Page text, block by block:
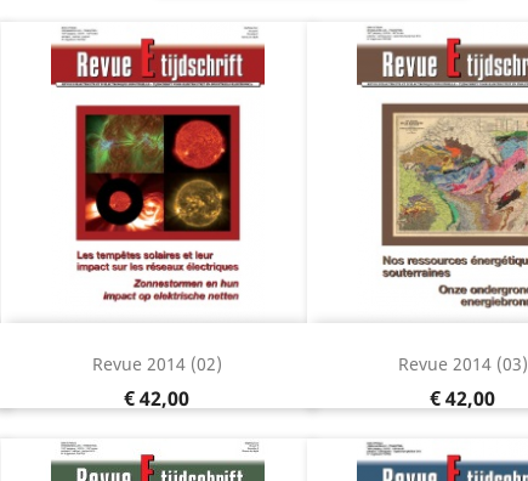
Revue 2014 (02)
Prijs
€ 42,00
Revue 2014 (03)
Prijs
€ 42,00